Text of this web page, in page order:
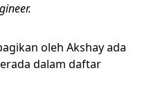
oleh Akshay ada
dalam daftar